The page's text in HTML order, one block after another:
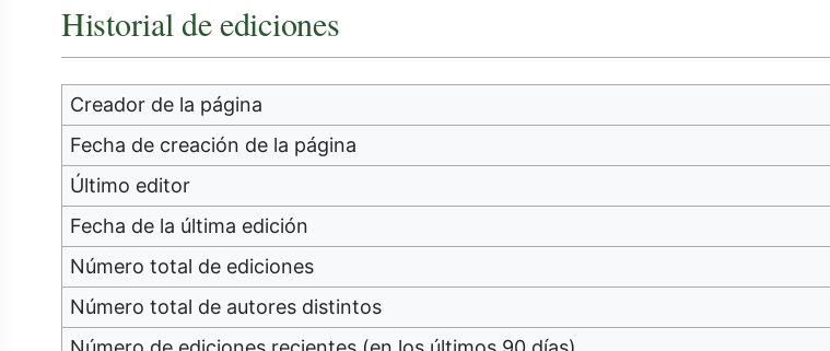
Historial de ediciones
Creador de la página
Fecha de creación de la página
Último editor
Fecha de la última edición
Número total de ediciones
Número total de autores distintos